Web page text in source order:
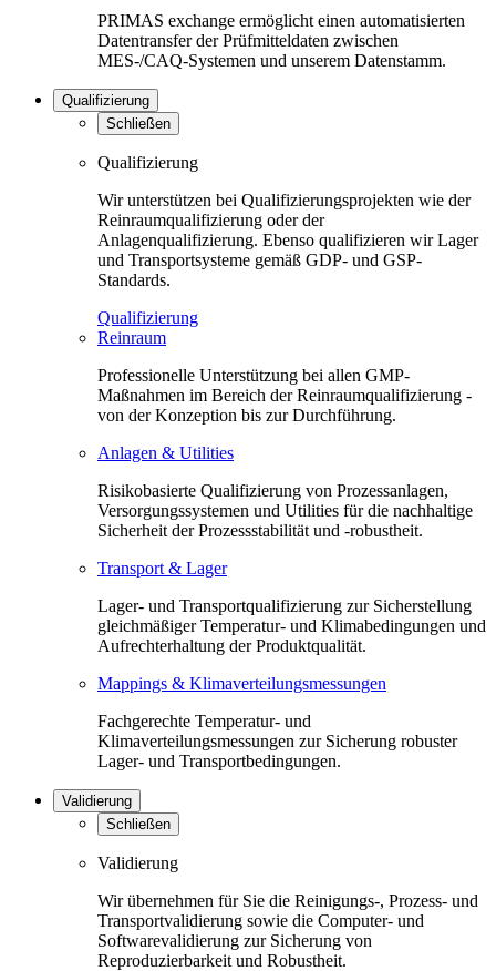
PRIMAS exchange ermöglicht einen automatisierten
Datentransfer der Prüfmitteldaten zwischen
MES-/CAQ-Systemen und unserem Datenstamm.
Qualifizierung
Schließen
Qualifizierung
Wir unterstützen bei Qualifizierungsprojekten wie der
Reinraumqualifizierung oder der
Anlagenqualifizierung. Ebenso qualifizieren wir Lager
und Transportsysteme gemäß GDP- und GSP-
Standards.
Qualifizierung
Reinraum
Professionelle Unterstützung bei allen GMP-
Maßnahmen im Bereich der Reinraumqualifizierung -
von der Konzeption bis zur Durchführung.
Anlagen & Utilities
Risikobasierte Qualifizierung von Prozessanlagen,
Versorgungssystemen und Utilities für die nachhaltige
Sicherheit der Prozessstabilität und -robustheit.
Transport & Lager
Lager- und Transportqualifizierung zur Sicherstellung
gleichmäßiger Temperatur- und Klimabedingungen und
Aufrechterhaltung der Produktqualität.
Mappings & Klimaverteilungsmessungen
Fachgerechte Temperatur- und
Klimaverteilungsmessungen zur Sicherung robuster
Lager- und Transportbedingungen.
Validierung
Schließen
Validierung
Wir übernehmen für Sie die Reinigungs-, Prozess- und
Transportvalidierung sowie die Computer- und
Softwarevalidierung zur Sicherung von
Reproduzierbarkeit und Robustheit.